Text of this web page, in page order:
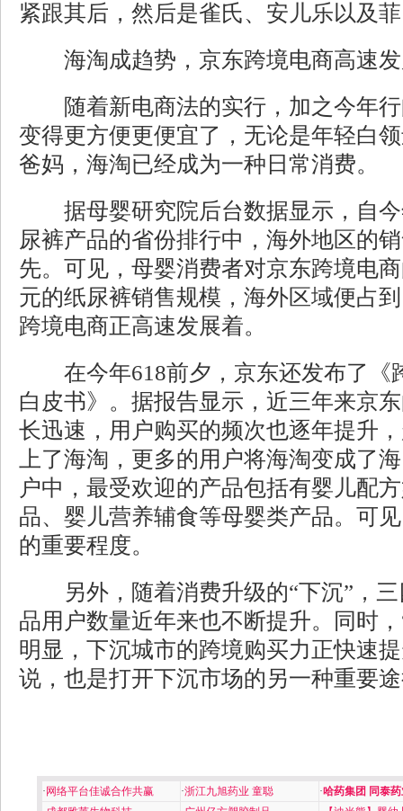
紧跟其后，然后是雀氏、安儿乐以及
海淘成趋势，京东跨境电商高速
随着新电商法的实行，加之今年行
变得更方便更便宜了，无论是年轻白
爸妈，海淘已经成为一种日常消费。
据母婴研究院后台数据显示，自今
尿裤产品的省份排行中，海外地区的
先。可见，母婴消费者对京东跨境电
元的纸尿裤销售规模，海外区域便占
跨境电商正高速发展着。
在今年618前夕，京东还发布了《
白皮书》。据报告显示，近三年来京
长迅速，用户购买的频次也逐年提升
上了海淘，更多的用户将海淘变成了
户中，最受欢迎的产品包括有婴儿配
品、婴儿营养辅食等母婴类产品。可
的重要程度。
另外，随着消费升级的“下沉”，三
品用户数量近年来也不断提升。同时
明显，下沉城市的跨境购买力正快速
说，也是打开下沉市场的另一种重要
· 网络平台佳诚合作共赢 ·浙江九旭药业 童聪 ·哈药集团 同泰